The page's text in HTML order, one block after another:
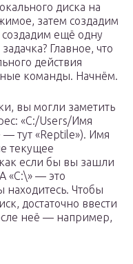
диска на
затем создадим
ещё одну
Главное, что
действия
команды. Начнём.
вы могли заметить
«C:/Users/Имя
— тут «Reptile»). Имя
текущее
если бы вы зашли
«С:\» — это
находитесь. Чтобы
достаточно ввести
неё — например,